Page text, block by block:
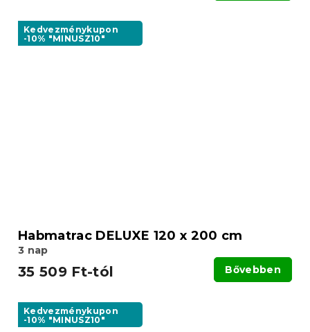
Kedvezménykupon
-10% "MINUSZ10"
Habmatrac DELUXE 120 x 200 cm
3 nap
35 509 Ft-tól Bővebben
Kedvezménykupon
-10% "MINUSZ10"